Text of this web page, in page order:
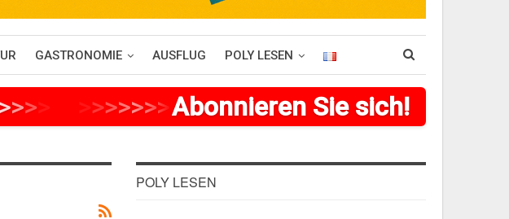
GASTRONOMIE AUSFLUG POLY LESEN
>>> >>>> >>>>>>>>>
Abonnieren Sie sich!
POLY LESEN